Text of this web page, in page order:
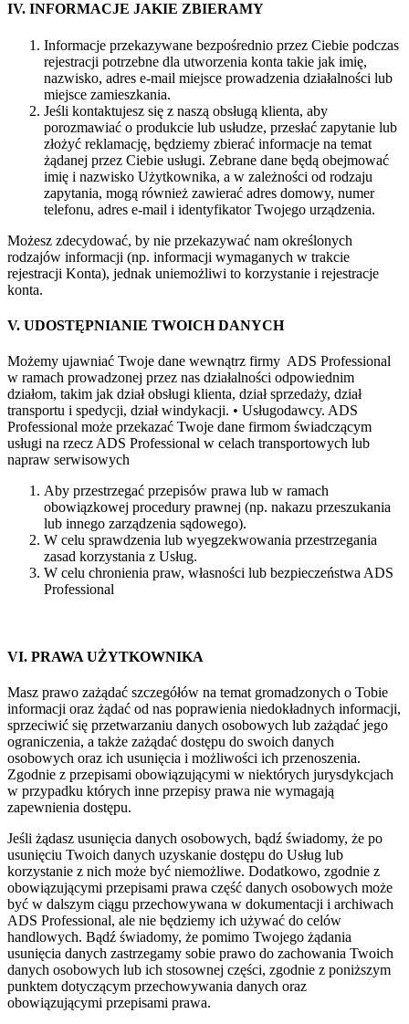
IV. INFORMACJE JAKIE ZBIERAMY
Informacje przekazywane bezpośrednio przez Ciebie podczas
rejestracji potrzebne dla utworzenia konta takie jak imię,
nazwisko, adres e-mail miejsce prowadzenia działalności lub
miejsce zamieszkania.
Jeśli kontaktujesz się z naszą obsługą klienta, aby
porozmawiać o produkcie lub usłudze, przesłać zapytanie lub
złożyć reklamację, będziemy zbierać informacje na temat
żądanej przez Ciebie usługi. Zebrane dane będą obejmować
imię i nazwisko Użytkownika, a w zależności od rodzaju
zapytania, mogą również zawierać adres domowy, numer
telefonu, adres e-mail i identyfikator Twojego urządzenia.
Możesz zdecydować, by nie przekazywać nam określonych
rodzajów informacji (np. informacji wymaganych w trakcie
rejestracji Konta), jednak uniemożliwi to korzystanie i rejestracje
konta.
V. UDOSTĘPNIANIE TWOICH DANYCH
Możemy ujawniać Twoje dane wewnątrz firmy ADS Professional
w ramach prowadzonej przez nas działalności odpowiednim
działom, takim jak dział obsługi klienta, dział sprzedaży, dział
transportu i spedycji, dział windykacji. • Usługodawcy. ADS
Professional może przekazać Twoje dane firmom świadczącym
usługi na rzecz ADS Professional w celach transportowych lub
napraw serwisowych
Aby przestrzegać przepisów prawa lub w ramach
obowiązkowej procedury prawnej (np. nakazu przeszukania
lub innego zarządzenia sądowego).
W celu sprawdzenia lub wyegzekwowania przestrzegania
zasad korzystania z Usług.
W celu chronienia praw, własności lub bezpieczeństwa ADS
Professional
VI. PRAWA UŻYTKOWNIKA
Masz prawo zażądać szczegółów na temat gromadzonych o Tobie
informacji oraz żądać od nas poprawienia niedokładnych informacji,
sprzeciwić się przetwarzaniu danych osobowych lub zażądać jego
ograniczenia, a także zażądać dostępu do swoich danych
osobowych oraz ich usunięcia i możliwości ich przenoszenia.
Zgodnie z przepisami obowiązującymi w niektórych jurysdykcjach
w przypadku których inne przepisy prawa nie wymagają
zapewnienia dostępu.
Jeśli żądasz usunięcia danych osobowych, bądź świadomy, że po
usunięciu Twoich danych uzyskanie dostępu do Usług lub
korzystanie z nich może być niemożliwe. Dodatkowo, zgodnie z
obowiązującymi przepisami prawa część danych osobowych może
być w dalszym ciągu przechowywana w dokumentacji i archiwach
ADS Professional, ale nie będziemy ich używać do celów
handlowych. Bądź świadomy, że pomimo Twojego żądania
usunięcia danych zastrzegamy sobie prawo do zachowania Twoich
danych osobowych lub ich stosownej części, zgodnie z poniższym
punktem dotyczącym przechowywania danych oraz
obowiązującymi przepisami prawa.